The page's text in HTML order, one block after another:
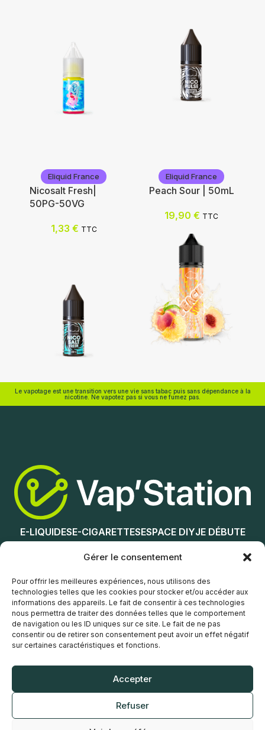
Gérer le consentement
Pour offrir les meilleures expériences, nous utilisons des
technologies telles que les cookies pour stocker et/ou accéder aux
informations des appareils. Le fait de consentir à ces technologies
nous permettra de traiter des données telles que le comportement
de navigation ou les ID uniques sur ce site. Le fait de ne pas
consentir ou de retirer son consentement peut avoir un effet négatif
sur certaines caractéristiques et fonctions.
Accepter
Refuser
Nicotine (mg/mL) :
Choix des options
Ajouter au panier
Eliquid France
Nicosalt Fresh|
50PG-50VG
1,33 € TTC
Ajouter au panier
Eliquid France
Peach Sour | 50mL
19,90 € TTC
Le vapotage est une transition vers une vie sans tabac puis sans dépendance à la
nicotine. Ne vapotez pas si vous ne fumez pas.
E-LIQUIDESE-CIGARETTESESPACE DIYJE DÉBUTE
NOS MAGASINS
Service client
POLITIQUE DE CONFIDENTIALITÉ
CONDITIONS GÉNÉRALES DE VENTE